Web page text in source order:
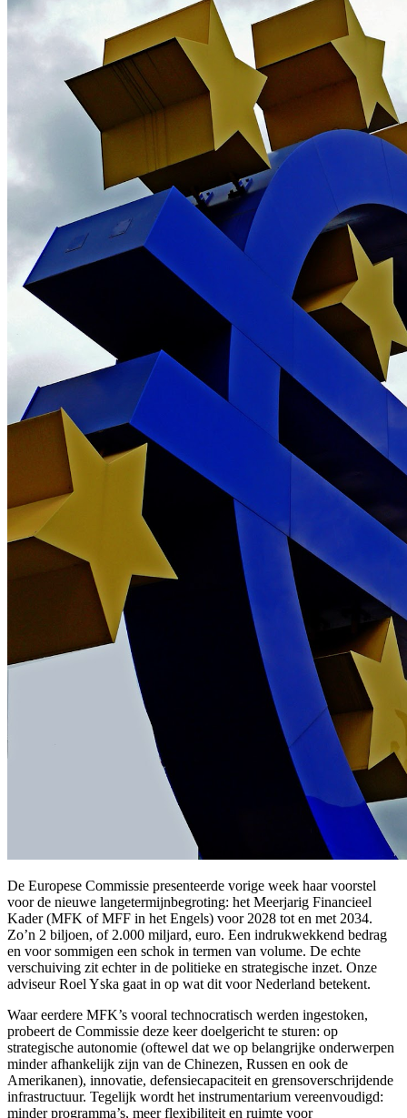
De Europese Commissie presenteerde vorige week haar voorstel
voor de nieuwe langetermijnbegroting: het Meerjarig Financieel
Kader (MFK of MFF in het Engels) voor 2028 tot en met 2034.
Zo’n 2 biljoen, of 2.000 miljard, euro. Een indrukwekkend bedrag
en voor sommigen een schok in termen van volume. De echte
verschuiving zit echter in de politieke en strategische inzet. Onze
adviseur Roel Yska gaat in op wat dit voor Nederland betekent.
Waar eerdere MFK’s vooral technocratisch werden ingestoken,
probeert de Commissie deze keer doelgericht te sturen: op
strategische autonomie (oftewel dat we op belangrijke onderwerpen
minder afhankelijk zijn van de Chinezen, Russen en ook de
Amerikanen), innovatie, defensiecapaciteit en grensoverschrijdende
infrastructuur. Tegelijk wordt het instrumentarium vereenvoudigd:
minder programma’s, meer flexibiliteit en ruimte voor